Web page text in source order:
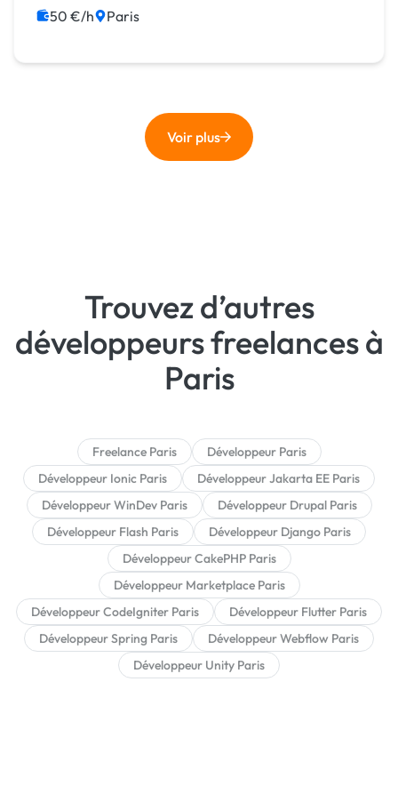
50 €/h Paris
Voir plus
Trouvez d’autres
développeurs freelances à
Paris
Freelance Paris
Développeur Paris
Développeur Ionic Paris
Développeur Jakarta EE Paris
Développeur WinDev Paris
Développeur Drupal Paris
Développeur Flash Paris
Développeur Django Paris
Développeur CakePHP Paris
Développeur Marketplace Paris
Développeur CodeIgniter Paris
Développeur Flutter Paris
Développeur Spring Paris
Développeur Webflow Paris
Développeur Unity Paris